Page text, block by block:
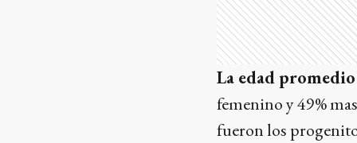
La edad promedio
femenino y 49%
fueron los